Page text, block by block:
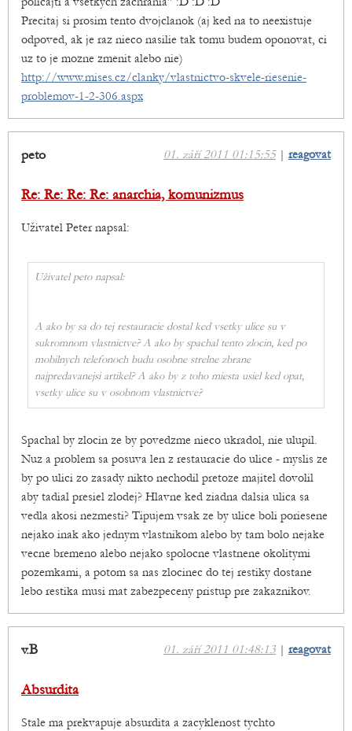
Precitaj si prosim tento dvojclanok (aj ked na to neexistuje
odpoved, ak je raz nieco nasilie tak tomu budem oponovat, ci
uz to je mozne zmenit alebo nie)
http://www.mises.cz/clanky/vlastnictvo-skvele-riesenie-
problemov-1-2-306.aspx
01. září 2011 01:15:55| reagovat
peto
Re: Re: Re: Re: anarchia, komunizmus
Uživatel Peter napsal:
Uživatel peto napsal:
A ako by sa do tej restauracie dostal ked vsetky ulice su v
sukromnom vlastnictve? A ako by spachal tento zlocin, ked po
mobilnych telefonoch budu osobne strelne zbrane
najpredavanejsi artikel? A ako by z toho miesta usiel ked opat,
vsetky ulice su v osobnom vlastnictve?
Spachal by zlocin ze by povedzme nieco ukradol, nie ulupil.
Nuz a problem sa posuva len z restauracie do ulice - myslis ze
by po ulici zo zasady nikto nechodil pretoze majitel dovolil
aby tadial presiel zlodej? Hlavne ked ziadna dalsia ulica sa
vedla akosi nezmesti? Tipujem vsak ze by ulice boli poriesene
nejako inak ako jednym vlastnikom alebo by tam bolo nejake
vecne bremeno alebo nejako spolocne vlastnene okolitymi
pozemkami, a potom sa nas zlocinec do tej restiky dostane
lebo restika musi mat zabezpeceny pristup pre zakaznikov.
01. září 2011 01:48:13 | reagovat
v.B
Absurdita
Stale ma prekvapuje absurdita a zacyklenost tychto